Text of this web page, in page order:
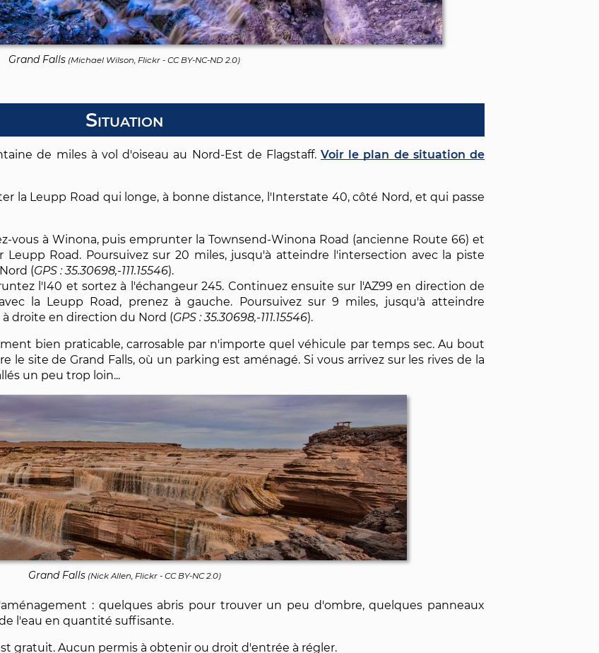
Grand Falls (Michael Wilson, Flickr - CC BY-NC-ND 2.0)
Situation
de miles à vol d'oiseau au Nord-Est de Flagstaff.Voir le plan de situation de
la Leupp Road qui longe, à bonne distance, l'Interstate 40, côté Nord, et qui passe
vous à Winona, puis emprunter la Townsend-Winona Road (ancienne Route 66) et
Road. Poursuivez sur 20 miles, jusqu'à atteindre l'intersection avec la piste
(
35.30698,-111.15546).
l'I40 et sortez à l'échangeur 245. Continuez ensuite sur l'AZ99 en direction de
la Leupp Road, prenez à gauche. Poursuivez sur 9 miles, jusqu'à atteindre
à droite en direction du Nord (
35.30698,-111.15546).
bien praticable, carrosable par n'importe quel véhicule par temps sec. Au bout
le site de Grand Falls, où un parking est aménagé. Si vous arrivez sur les rives de la
un peu trop loin...
Grand Falls(Nick Allen, Flickr- CC BY-NC 2.0)
: quelques abris pour trouver un peu d'ombre, quelques panneaux
l'eau en quantité suffisante.
gratuit. Aucun permis à obtenir ou droit d'entrée à régler.